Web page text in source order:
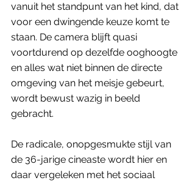
vanuit het standpunt van het kind, dat
voor een dwingende keuze komt te
staan. De camera blijft quasi
voortdurend op dezelfde ooghoogte
en alles wat niet binnen de directe
omgeving van het meisje gebeurt,
wordt bewust wazig in beeld
gebracht.
De radicale, onopgesmukte stijl van
de 36-jarige cineaste wordt hier en
daar vergeleken met het sociaal